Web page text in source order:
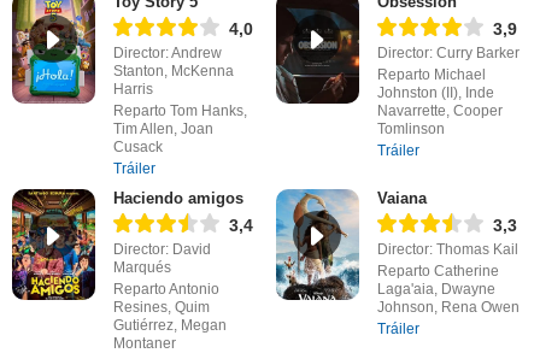
4,0
Director: Andrew
Stanton, McKenna
Harris
Reparto Tom Hanks,
Tim Allen, Joan
Cusack
Tráiler
3,9
Director: Curry Barker
Reparto Michael
Johnston (II), Inde
Navarrette, Cooper
Tomlinson
Tráiler
Haciendo amigos
3,4
Director: David
Marqués
Reparto Antonio
Resines, Quim
Gutiérrez, Megan
Montaner
Vaiana
3,3
Director: Thomas Kail
Reparto Catherine
Laga'aia, Dwayne
Johnson, Rena Owen
Tráiler